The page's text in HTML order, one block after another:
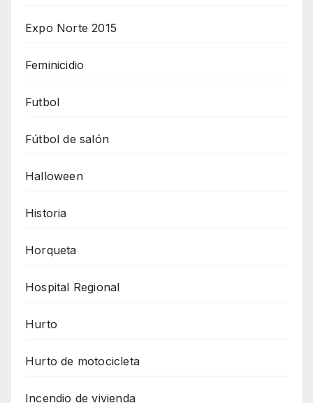
Expo Norte 2015
Feminicidio
Futbol
Fútbol de salón
Halloween
Historia
Horqueta
Hospital Regional
Hurto
Hurto de motocicleta
Incendio de vivienda